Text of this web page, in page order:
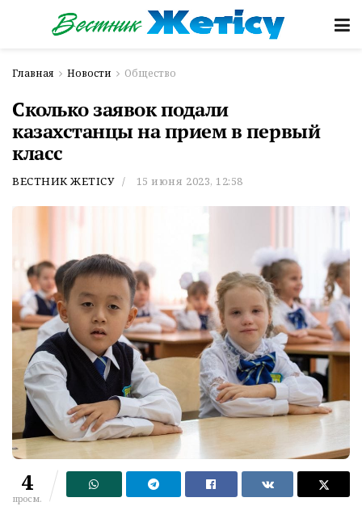
Главная Новости Общество
Сколько заявок подали
казахстанцы на прием в первый
класс
ВЕСТНИК ЖЕТІСУ 15 июня 2023, 12:58
4
просм.